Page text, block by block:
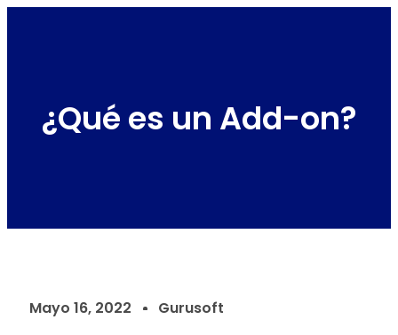
¿Qué es un Add-on?
Mayo 16, 2022 Gurusoft